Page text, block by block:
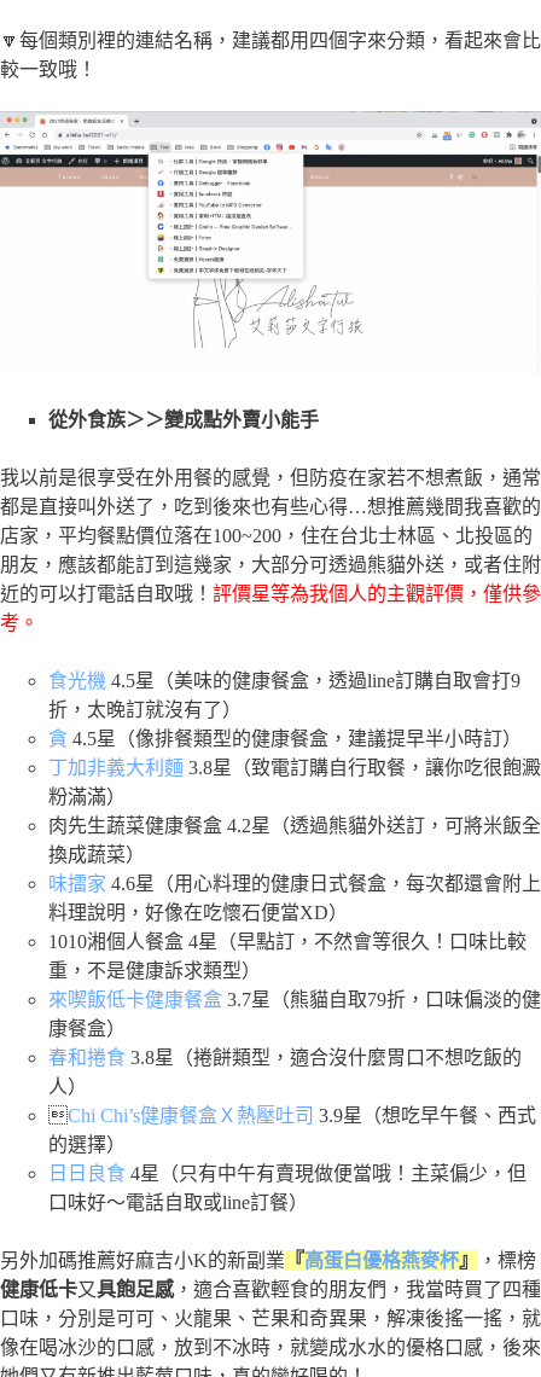
🔽每個類別裡的連結名稱，建議都用四個字來分類，看起來會比
較一致哦！
從外食族＞＞變成點外賣小能手
我以前是很享受在外用餐的感覺，但防疫在家若不想煮飯，通常
都是直接叫外送了，吃到後來也有些心得…想推薦幾間我喜歡的
店家，平均餐點價位落在100~200，住在台北士林區、北投區的
朋友，應該都能訂到這幾家，大部分可透過熊貓外送，或者住附
近的可以打電話自取哦！ 評價星等為我個人的主觀評價，僅供參
考。
食光機 4.5星（美味的健康餐盒，透過line訂購自取會打9
折，太晚訂就沒有了）
貪 4.5星（像排餐類型的健康餐盒，建議提早半小時訂）
丁加非義大利麵 3.8星（致電訂購自行取餐，讓你吃很飽澱
粉滿滿）
肉先生蔬菜健康餐盒 4.2星（透過熊貓外送訂，可將米飯全
換成蔬菜）
味擂家 4.6星（用心料理的健康日式餐盒，每次都還會附上
料理說明，好像在吃懷石便當XD）
1010湘個人餐盒 4星（早點訂，不然會等很久！口味比較
重，不是健康訴求類型）
來喫飯低卡健康餐盒 3.7星（熊貓自取79折，口味偏淡的健
康餐盒）
春和捲食 3.8星（捲餅類型，適合沒什麼胃口不想吃飯的
人）
Chi Chi’s健康餐盒Ｘ熱壓吐司 3.9星（想吃早午餐、西式
的選擇）
日日良食 4星（只有中午有賣現做便當哦！主菜偏少，但
口味好～電話自取或line訂餐）
另外加碼推薦好麻吉小K的新副業 『高蛋白優格燕麥杯』
，標榜
健康低卡又具飽足感，適合喜歡輕食的朋友們，我當時買了四種
口味，分別是可可、火龍果、芒果和奇異果，解凍後搖一搖，就
像在喝冰沙的口感，放到不冰時，就變成水水的優格口感，後來